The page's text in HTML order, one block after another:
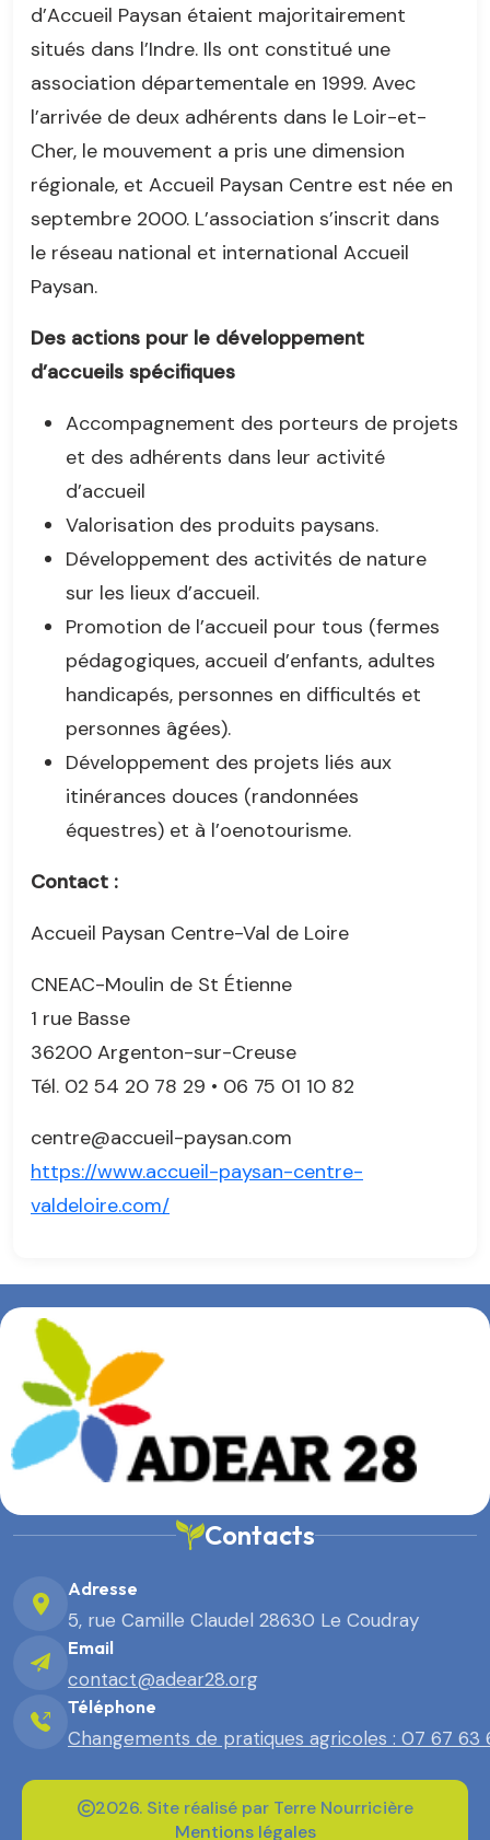
d’Accueil Paysan étaient majoritairement
situés dans l’Indre. Ils ont constitué une
association départementale en 1999. Avec
l’arrivée de deux adhérents dans le Loir-et-
Cher, le mouvement a pris une dimension
régionale, et Accueil Paysan Centre est née en
septembre 2000. L’association s’inscrit dans
le réseau national et international Accueil
Paysan.
Des actions pour le développement
d’accueils spécifiques
Accompagnement des porteurs de projets
et des adhérents dans leur activité
d’accueil
Valorisation des produits paysans.
Développement des activités de nature
sur les lieux d’accueil.
Promotion de l’accueil pour tous (fermes
pédagogiques, accueil d’enfants, adultes
handicapés, personnes en difficultés et
personnes âgées).
Développement des projets liés aux
itinérances douces (randonnées
équestres) et à l’oenotourisme.
Contact :
Accueil Paysan Centre-Val de Loire
CNEAC-Moulin de St Étienne
1 rue Basse
36200 Argenton-sur-Creuse
Tél. 02 54 20 78 29 • 06 75 01 10 82
centre@accueil-paysan.com
https://www.accueil-paysan-centre-
valdeloire.com/
Contacts
Adresse
5, rue Camille Claudel 28630 Le Coudray
Email
contact@adear28.org
Téléphone
Changements de pratiques agricoles : 07 67 63
2026. Site réalisé par Terre Nourricière
Mentions légales